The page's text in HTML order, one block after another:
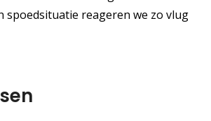
spoedsituatie reageren we zo vlug